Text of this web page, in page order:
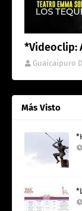
*Videoclip:
Guaicaipuro
Más Visto